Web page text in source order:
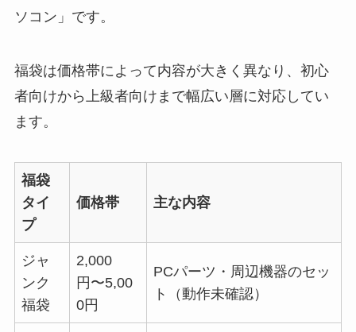
ソコン」です。
福袋は価格帯によって内容が大きく異なり、初心
者向けから上級者向けまで幅広い層に対応してい
ます。
福袋
タイ
プ
価格帯 主な内容
ジャ
ンク
福袋
2,000
円〜5,00
0円
PCパーツ・周辺機器のセッ
ト（動作未確認）